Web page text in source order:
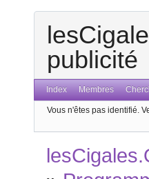
publicité
Index Membres
Vous n'êtes pas identifié.